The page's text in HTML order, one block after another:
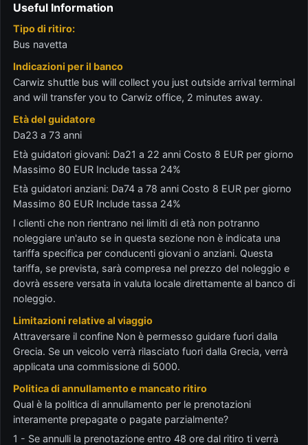
Useful Information
Tipo di ritiro:
Bus navetta
Indicazioni per il banco
Carwiz shuttle bus will collect you just outside arrival terminal
and will transfer you to Carwiz office, 2 minutes away.
Età del guidatore
Da23 a 73 anni
Età guidatori giovani: Da21 a 22 anni Costo 8 EUR per giorno
Massimo 80 EUR Include tassa 24%
Età guidatori anziani: Da74 a 78 anni Costo 8 EUR per giorno
Massimo 80 EUR Include tassa 24%
I clienti che non rientrano nei limiti di età non potranno
noleggiare un'auto se in questa sezione non è indicata una
tariffa specifica per conducenti giovani o anziani. Questa
tariffa, se prevista, sarà compresa nel prezzo del noleggio e
dovrà essere versata in valuta locale direttamente al banco di
noleggio.
Limitazioni relative al viaggio
Attraversare il confine Non è permesso guidare fuori dalla
Grecia. Se un veicolo verrà rilasciato fuori dalla Grecia, verrà
applicata una commissione di 5000.
Politica di annullamento e mancato ritiro
Qual è la politica di annullamento per le prenotazioni
interamente prepagate o pagate parzialmente?
1 - Se annulli la prenotazione entro 48 ore dal ritiro ti verrà